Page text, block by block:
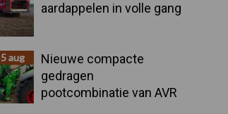
aardappelen in volle gang
5 aug
Nieuwe compacte
gedragen
pootcombinatie van AVR